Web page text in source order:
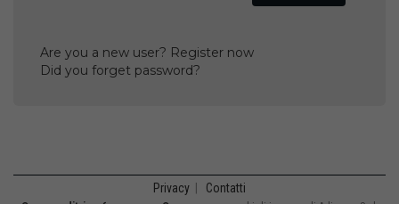
Are you a new user? Register now
Did you forget password?
Privacy Contatti